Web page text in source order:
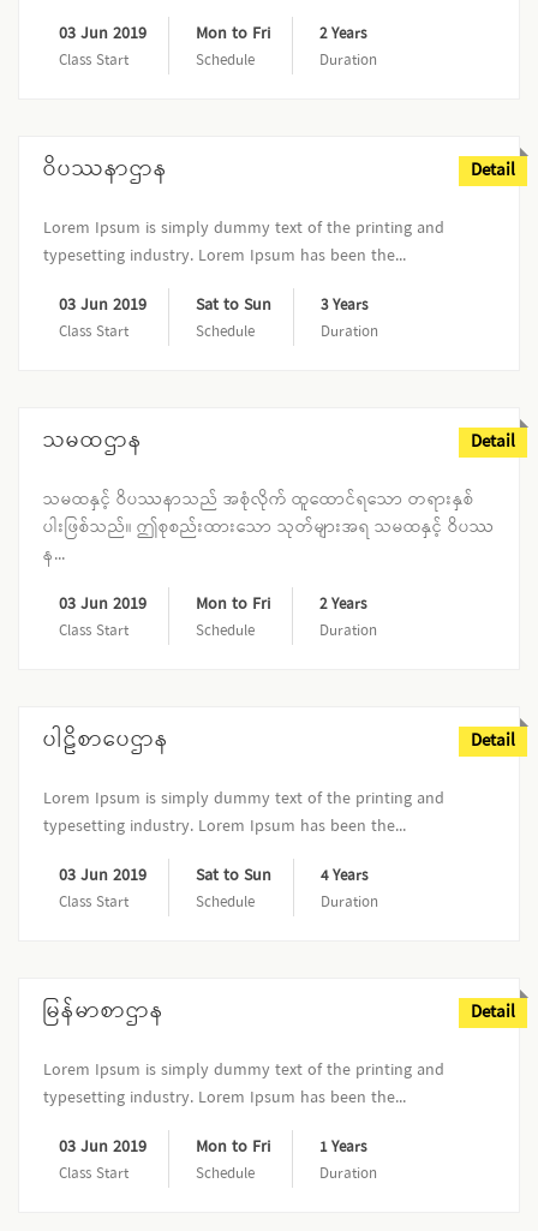
03 Jun 2019
Class Start
Mon to Fri
Schedule
2 Years
Duration
Detail
ဝိပဿနာဌာန
Lorem Ipsum is simply dummy text of the printing and
typesetting industry. Lorem Ipsum has been the...
03 Jun 2019
Class Start
Sat to Sun
Schedule
3 Years
Duration
Detail
သမထဌာန
သမထနှင့် ဝိပဿနာသည် အစုံလိုက် ထူထောင်ရသော တရားနှစ်
ပါးဖြစ်သည်။ ဤစုစည်းထားသော သုတ်များအရ သမထနှင့် ဝိပဿ
န...
03 Jun 2019
Class Start
Mon to Fri
Schedule
2 Years
Duration
Detail
ပါဠိစာပေဌာန
Lorem Ipsum is simply dummy text of the printing and
typesetting industry. Lorem Ipsum has been the...
03 Jun 2019
Class Start
Sat to Sun
Schedule
4 Years
Duration
Detail
မြန်မာစာဌာန
Lorem Ipsum is simply dummy text of the printing and
typesetting industry. Lorem Ipsum has been the...
03 Jun 2019
Class Start
Mon to Fri
Schedule
1 Years
Duration